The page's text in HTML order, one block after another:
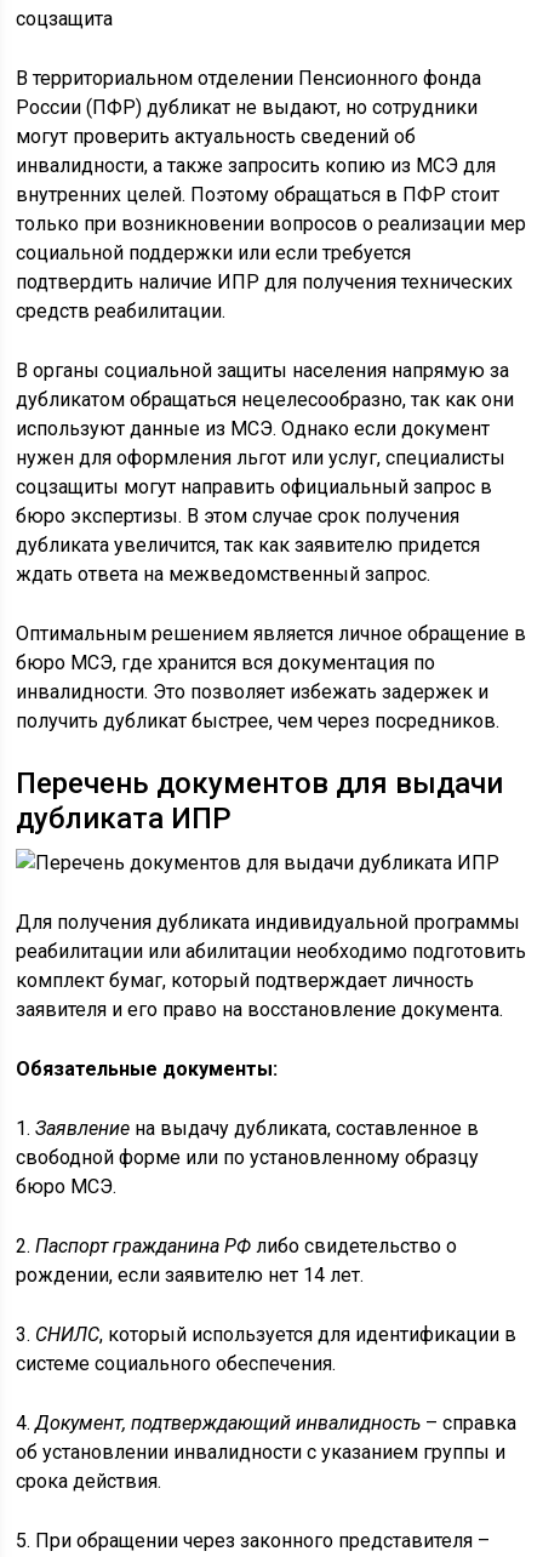
В территориальном отделении Пенсионного фонда
России (ПФР) дубликат не выдают, но сотрудники
могут проверить актуальность сведений об
инвалидности, а также запросить копию из МСЭ для
внутренних целей. Поэтому обращаться в ПФР стоит
только при возникновении вопросов о реализации мер
социальной поддержки или если требуется
подтвердить наличие ИПР для получения технических
средств реабилитации.
В органы социальной защиты населения напрямую за
дубликатом обращаться нецелесообразно, так как они
используют данные из МСЭ. Однако если документ
нужен для оформления льгот или услуг, специалисты
соцзащиты могут направить официальный запрос в
бюро экспертизы. В этом случае срок получения
дубликата увеличится, так как заявителю придется
ждать ответа на межведомственный запрос.
Оптимальным решением является личное обращение в
бюро МСЭ, где хранится вся документация по
инвалидности. Это позволяет избежать задержек и
получить дубликат быстрее, чем через посредников.
Перечень документов для выдачи
дубликата ИПР
Для получения дубликата индивидуальной программы
реабилитации или абилитации необходимо подготовить
комплект бумаг, который подтверждает личность
заявителя и его право на восстановление документа.
Обязательные документы:
1.Заявление на выдачу дубликата, составленное в
свободной форме или по установленному образцу
бюро МСЭ.
2.Паспорт гражданина РФ либо свидетельство о
рождении, если заявителю нет 14 лет.
3. СНИЛС, который используется для идентификации в
системе социального обеспечения.
4.Документ, подтверждающий инвалидность – справка
об установлении инвалидности с указанием группы и
срока действия.
5. При обращении через законного представителя –